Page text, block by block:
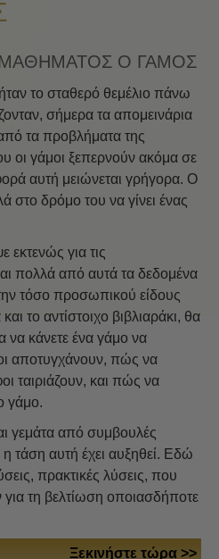
Ο ΓΑΜΟΣ
το σταθερό θεμέλιο πάνω
σήμερα τα απομεινάρια
τα προβλήματα της
οι γάμοι ξεπερνούν ακόμα σε
αυτή μειώνεται γρήγορα. Ο
στο δρόμο του να γίνει ένας
για τις
πολλά από αυτά τα δεδομένα
τόσο προσωπικού είδους
το αντίστοιχο βιβλιαράκι, θα
να κάνετε ένα γάμο να
αποτυγχάνουν, πώς να
ταιριάζουν, και πώς να
γάμο.
γεμάτα από συμβουλές
τάση αυτή έχει αυξηθεί. Εδώ
πρακτικές λύσεις, που
τη βελτίωση οποιασδήποτε
Ξεκινήστε τώρα >>